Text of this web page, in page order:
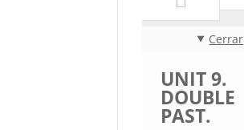
Cerrar
UNIT 9.
DOUBLE
PAST.